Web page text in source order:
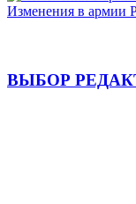
Изменения в армии
ВЫБОР